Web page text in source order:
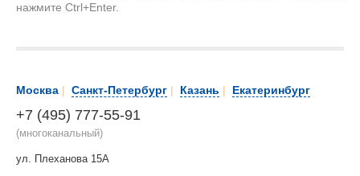
нажмите Ctrl+Enter.
Москва | Санкт-Петербург | Казань | Екатеринбург
+7 (495) 777-55-91
(многоканальный)
ул. Плеханова 15А